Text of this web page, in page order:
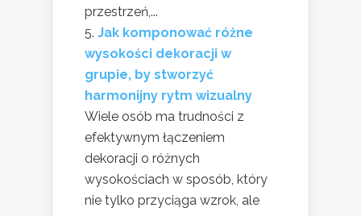
przestrzeń,...
Jak komponować różne
wysokości dekoracji w
grupie, by stworzyć
harmonijny rytm wizualny
Wiele osób ma trudności z
efektywnym łączeniem
dekoracji o różnych
wysokościach w sposób, który
nie tylko przyciąga wzrok, ale